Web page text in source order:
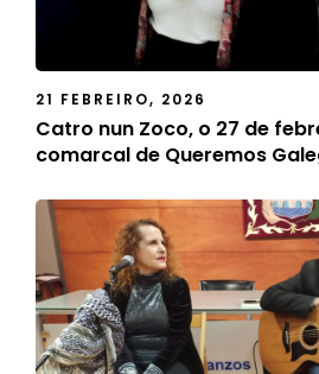
21 FEBREIRO, 2026
Catro nun Zoco, o 27 de
comarcal de Queremos